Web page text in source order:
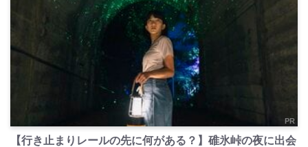
PR
【行き止まりレールの先に何がある？】碓氷峠の夜に出会